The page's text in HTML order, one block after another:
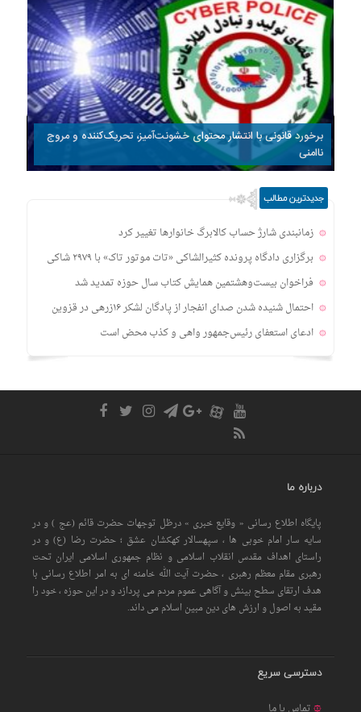
برخورد قانونی با انتشار محتوای خشونت‌آمیز، تحریک‌کننده و مروج
ناامنی
جدیدترین مطالب
زمانبندی‌ شارژ حساب کالابرگ خانوارها تغییر کرد
برگزاری دادگاه پرونده کثیرالشاکی «تات موتور تاک» با ۲۹۷۹ شاکی
فراخوان بیست‌وهشتمین همایش کتاب سال حوزه تمدید شد
احتمال شنیده شدن صدای انفجار از پادگان لشکر ۱۶زرهی در قزوین
ادعای استعفای رئیس‌جمهور واهی و کذب محض است
درباره ما
پایگاه اطلاع رسانی « وقایع خبری » درظل توجهات حضرت قائم (عج ) و در
سایه سار امام خوبی ها ، سپهسالار کهکشان عشق ؛ حضرت رضا (ع) و در
راستای اهداف مقدس انقلاب اسلامی و نظام جمهوری اسلامی ایران تحت
رهبری مقام معظم رهبری ، حضرت آیت الله خامنه ای به امر اطلاع رسانی با
هدف ارتقای سطح بینش و آگاهی عموم مردم می پردازد و در این حوزه ، خود را
مقید به اصول و ارزش های دین مبین اسلام می داند.
دسترسی سریع